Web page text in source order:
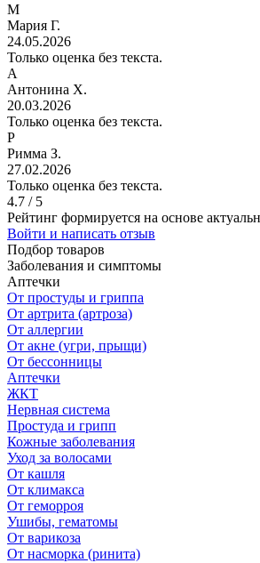
М
Мария Г.
24.05.2026
Только оценка без текста.
А
Антонина Х.
20.03.2026
Только оценка без текста.
Р
Римма З.
27.02.2026
Только оценка без текста.
4.7 / 5
Рейтинг формируется на основе
Войти и написать отзыв
Подбор товаров
Заболевания и симптомы
Аптечки
От простуды и гриппа
От артрита (артроза)
От аллергии
От акне (угри, прыщи)
От бессонницы
Аптечки
ЖКТ
Нервная система
Простуда и грипп
Кожные заболевания
Уход за волосами
От кашля
От климакса
От геморроя
Ушибы, гематомы
От варикоза
От насморка (ринита)